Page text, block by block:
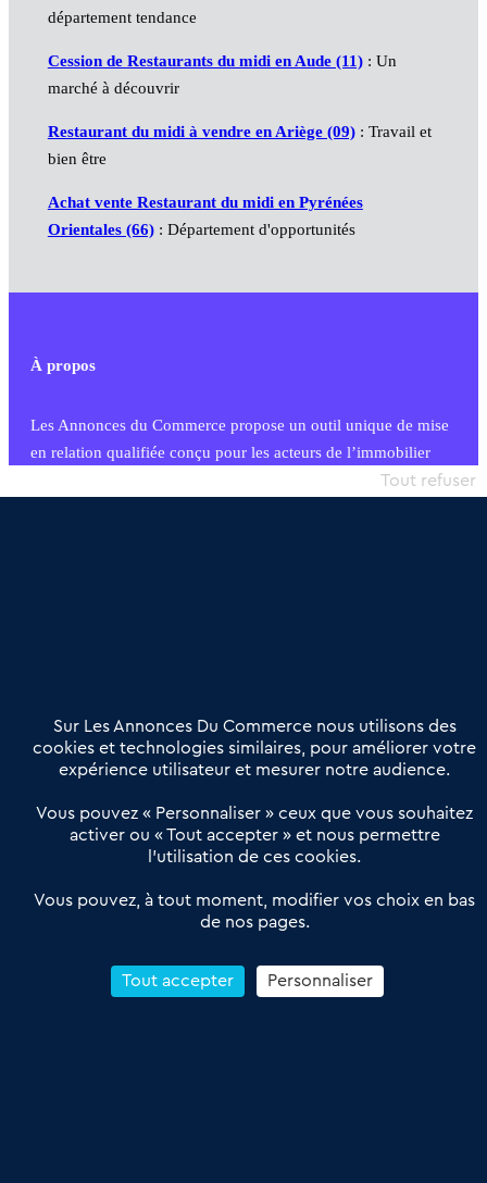
département tendance
Cession de Restaurants du midi en Aude (11): Un
marché à découvrir
Restaurant du midi à vendre en Ariège (09): Travail et
bien être
Achat vente Restaurant du midi en Pyrénées
Orientales (66): Département d'opportunités
À propos
Les Annonces du Commerce propose un outil unique de mise
en relation qualifiée conçu pour les acteurs de l’immobilier
commercial et les collectivités territoriales, simple et intégrant
Offres Pro
Actualités
Qui sommes nous ?
Derniers articles
Réseau 3C : un partenaire national dédié aux transactions
Petitscommerces : Un partenariat au service du commerce de
proximité et des territoires
Reprendre un Restaurant Rapide
Sur Les Annonces Du Commerce nous utilisons des
cookies et technologies similaires, pour améliorer votre
expérience utilisateur et mesurer notre audience.
Vous pouvez « Personnaliser » ceux que vous souhaitez
activer ou « Tout accepter » et nous permettre
l’utilisation de ces cookies.
Vous pouvez, à tout moment, modifier vos choix en bas
de nos pages.
Tout accepter
Tout refuser
Personnaliser